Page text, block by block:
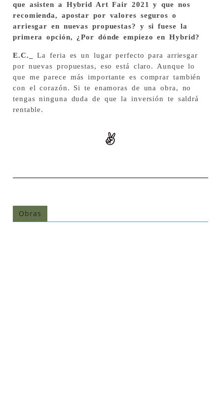
que asisten a Hybrid Art Fair 2021 y que nos
recomienda, apostar por valores seguros o
arriesgar en nuevas propuestas? y si fuese la
primera opción, ¿Por dónde empiezo en Hybrid?
E.C._
La feria es un lugar perfecto para arriesgar
por nuevas propuestas, eso está claro. Aunque lo
que me parece más importante es comprar también
con el corazón. Si te enamoras de una obra, no
tengas ninguna duda de que la inversión te saldrá
rentable.
Obras